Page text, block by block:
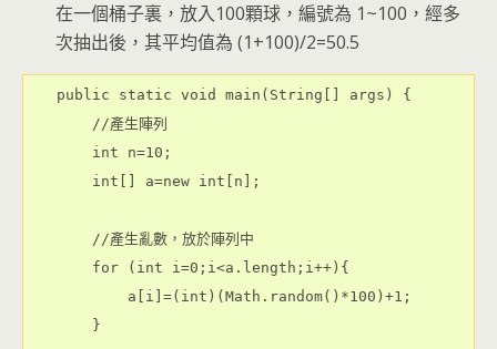
在一個桶子裏，放入100顆球，編號為 1~100，經多
次抽出後，其平均值為 (1+100)/2=50.5
public static void main(String[] args) {
    //產生陣列
int n=10;
int[] a=new int[n];
    //產生亂數，放於陣列中
for (int i=0;i<a.length;i++){
a[i]=(int)(Math.random()*100)+1;
}